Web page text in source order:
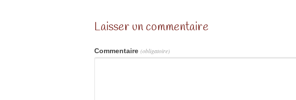
Laisser un commentaire
Commentaire (obligatoire)